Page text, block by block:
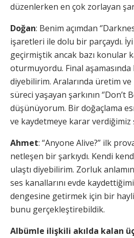
düzenlerken en çok zorlayan
Doğan: Benim açımdan
işaretleri ile dolu bir parçaydı.
geçirmiştik ancak bazı konular
oturmuyordu. Final aşamasında
diyebilirim. Aralarında üretim
süreci yaşayan şarkının ‘’Don’t
düşünüyorum. Bir doğaçlama
ve kaydetmeye karar verdiğimiz
Ahmet: “Anyone Alive?” ilk
netleşen bir şarkıydı. Kendi
ulaştı diyebilirim. Zorluk
ses kanallarını evde
dengesine getirmek için bir
bunu gerçekleştirebildik.
Albümle ilişkili akılda kalan